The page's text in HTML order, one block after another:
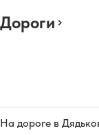
Дороги
На дороге в